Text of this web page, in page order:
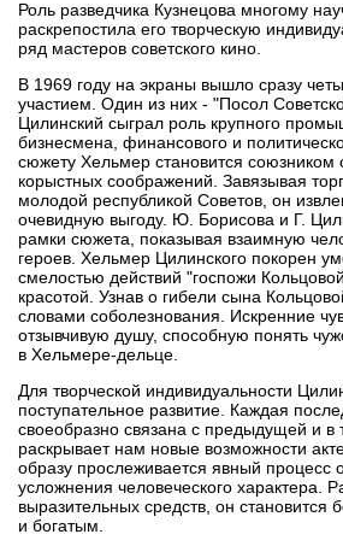
Роль разведчика Кузнецова многому
раскрепостила его творческую
ряд мастеров советского кино.
В 1969 году на экраны вышло сразу
участием. Один из них - "Посол
Цилинский сыграл роль крупного
бизнесмена, финансового и
сюжету Хельмер становится союзником
корыстных соображений. Завязывая
молодой республикой Советов, он
очевидную выгоду. Ю. Борисова и Г.
рамки сюжета, показывая взаимную
героев. Хельмер Цилинского покорен
смелостью действий "госпожи
красотой. Узнав о гибели сына
словами соболезнования. Искренние
отзывчивую душу, способную понять
в Хельмере-дельце.
Для творческой индивидуальности
поступательное развитие. Каждая
своеобразно связана с предыдущей и в
раскрывает нам новые возможности
образу прослеживается явный процесс
усложнения человеческого характера.
выразительных средств, он становится
и богатым.